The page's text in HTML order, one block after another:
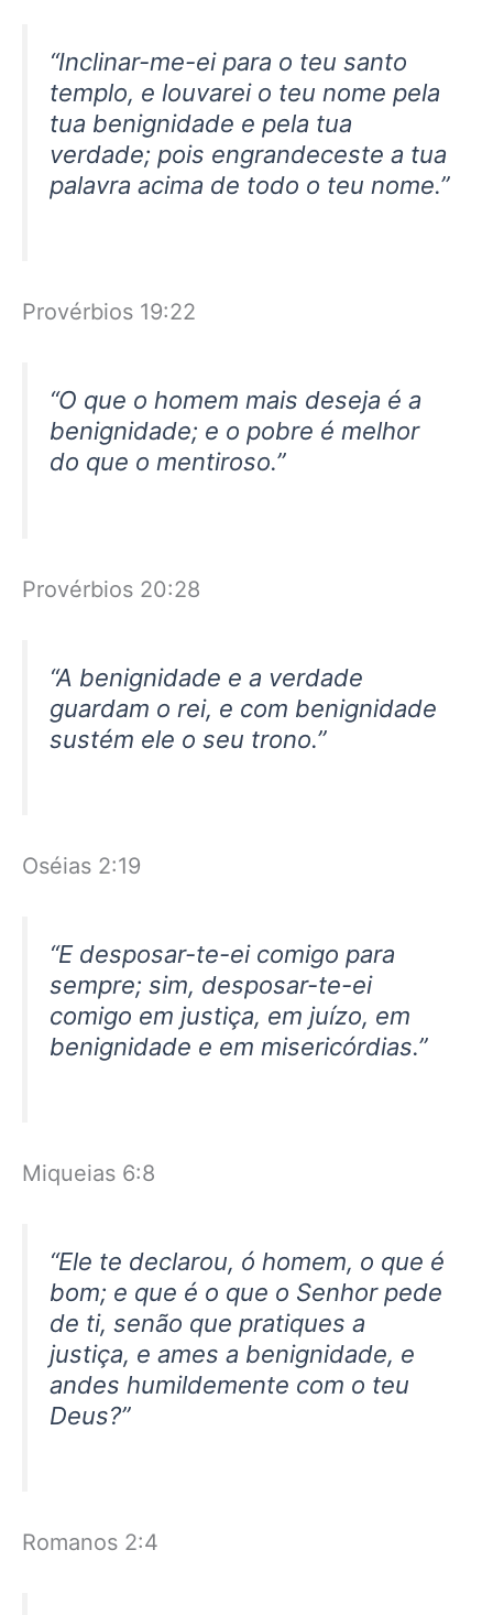
“Inclinar-me-ei para o teu santo
templo, e louvarei o teu nome pela
tua benignidade e pela tua
verdade; pois engrandeceste a tua
palavra acima de todo o teu nome.”
Provérbios 19:22
“O que o homem mais deseja é a
benignidade; e o pobre é melhor
do que o mentiroso.”
Provérbios 20:28
“A benignidade e a verdade
guardam o rei, e com benignidade
sustém ele o seu trono.”
Oséias 2:19
“E desposar-te-ei comigo para
sempre; sim, desposar-te-ei
comigo em justiça, em juízo, em
benignidade e em misericórdias.”
Miqueias 6:8
“Ele te declarou, ó homem, o que é
bom; e que é o que o Senhor pede
de ti, senão que pratiques a
justiça, e ames a benignidade, e
andes humildemente com o teu
Deus?”
Romanos 2:4